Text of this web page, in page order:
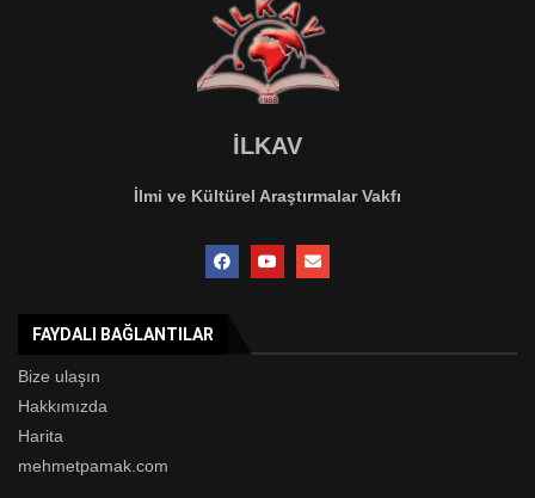
İLKAV
İlmi ve Kültürel Araştırmalar Vakfı
FAYDALI BAĞLANTILAR
Bize ulaşın
Hakkımızda
Harita
mehmetpamak.com